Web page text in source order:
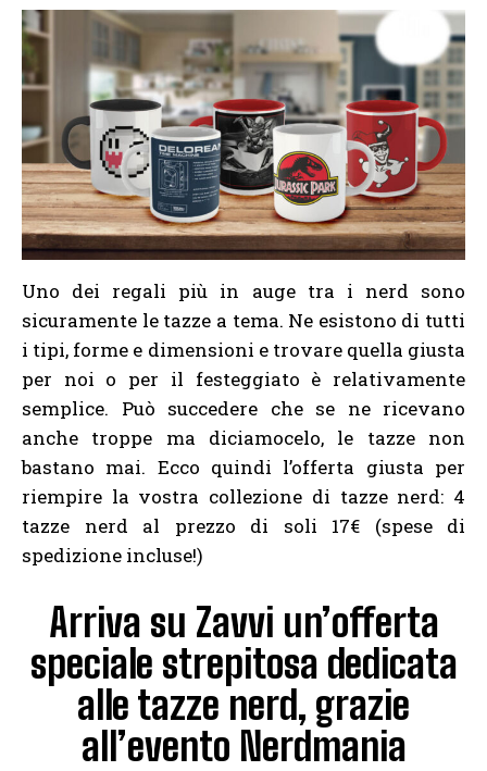
Uno dei regali più in auge tra i nerd sono
sicuramente le tazze a tema. Ne esistono di tutti
i tipi, forme e dimensioni e trovare quella giusta
per noi o per il festeggiato è relativamente
semplice. Può succedere che se ne ricevano
anche troppe ma diciamocelo, le tazze non
bastano mai. Ecco quindi l’offerta giusta per
riempire la vostra collezione di tazze nerd: 4
tazze nerd al prezzo di soli 17€ (spese di
spedizione incluse!)
Arriva su Zavvi un’offerta
speciale strepitosa dedicata
alle tazze nerd, grazie
all’evento Nerdmania